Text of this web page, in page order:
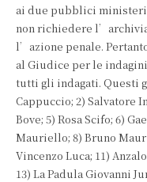
ai due pubblici
non richiedere
l’azione penale.
al Giudice per le
tutti gli indagati. Questi
Cappuccio; 2) Salvatore
Bove; 5) Rosa Scifo; 6)
Mauriello; 8) Bruno
Vincenzo Luca; 11)
13) La Padula Giovanni